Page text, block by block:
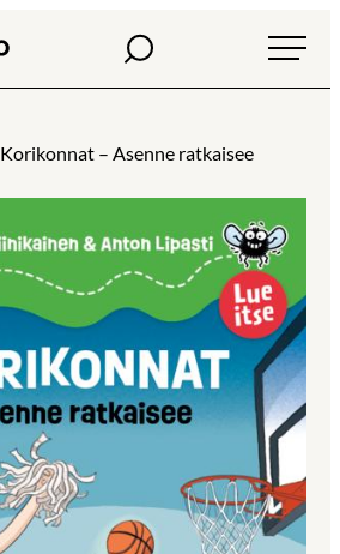
Haku
Korikonnat – Asenne ratkaisee